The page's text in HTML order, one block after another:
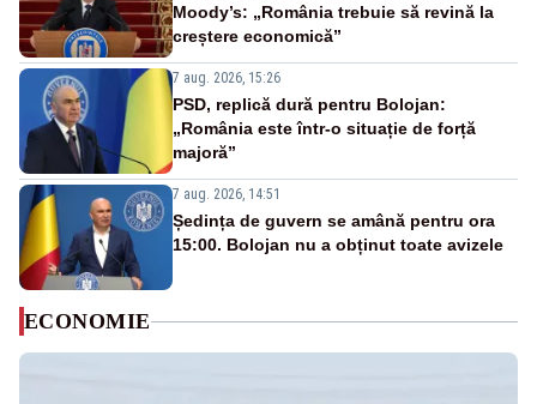
Moody’s: „România trebuie să revină la
creștere economică”
7 aug. 2026, 15:26
PSD, replică dură pentru Bolojan:
„România este într-o situație de forță
majoră”
7 aug. 2026, 14:51
Ședința de guvern se amână pentru ora
15:00. Bolojan nu a obținut toate avizele
ECONOMIE